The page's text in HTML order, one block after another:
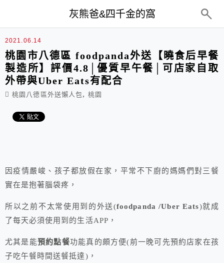
灰熊爸&四千金的窩
2021.06.14
桃園市八德區 foodpanda外送【曉食后早餐
製造所】評價4.8│優質早午餐│可店家自取
外帶與Uber Eats有配合
桃園八德區外送懶人包, 桃園
因疫情嚴峻、孩子都放假在家，平常不下廚的媽媽們對三餐
實在是抱著腦袋疼，
所以之前不太常使用到的外送(foodpanda /Uber Eats)就成
了每天必須使用到的生活APP，
尤其是能預約點餐功能真的頗方便(前一晚可先預約店家在孩
子吃午餐時間送餐抵達)，